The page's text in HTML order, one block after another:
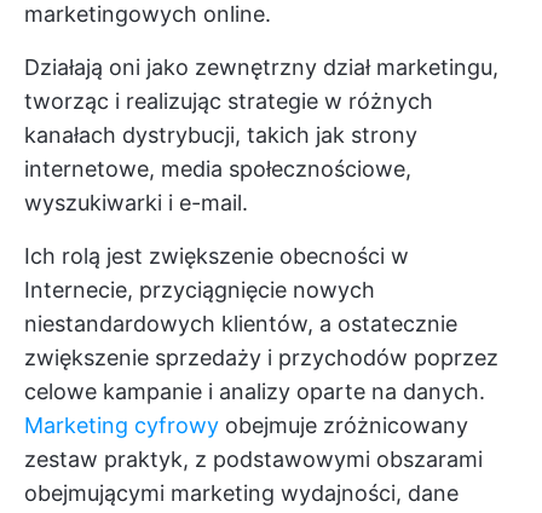
marketingowych online.
Działają oni jako zewnętrzny dział marketingu,
tworząc i realizując strategie w różnych
kanałach dystrybucji, takich jak strony
internetowe, media społecznościowe,
wyszukiwarki i e-mail.
Ich rolą jest zwiększenie obecności w
Internecie, przyciągnięcie nowych
niestandardowych klientów, a ostatecznie
zwiększenie sprzedaży i przychodów poprzez
celowe kampanie i analizy oparte na danych.
Marketing cyfrowy obejmuje zróżnicowany
zestaw praktyk, z podstawowymi obszarami
obejmującymi marketing wydajności, dane